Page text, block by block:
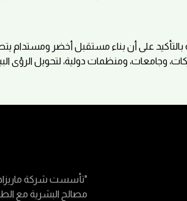
بالتأكيد على أن بناء مستقبل أخضر ومستدام
وجامعات، ومنظمات دولية، لتحويل الرؤى
"تأسست شركة
مصالح البشرية مع